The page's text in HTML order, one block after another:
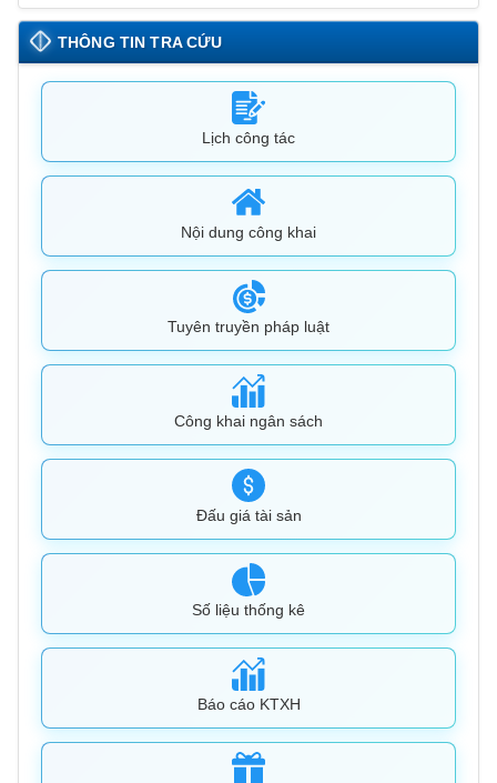
THÔNG TIN TRA CỨU
Lịch công tác
Nội dung công khai
Tuyên truyền pháp luật
Công khai ngân sách
Đấu giá tài sản
Số liệu thống kê
Báo cáo KTXH